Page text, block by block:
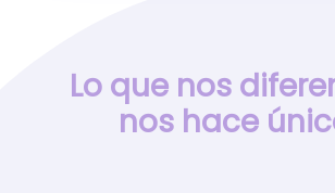
Lo que nos
nos hace